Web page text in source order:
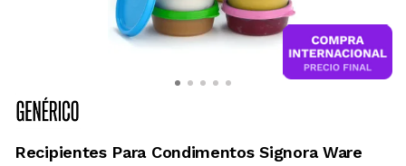
Recipientes Para Condimentos Signora Ware